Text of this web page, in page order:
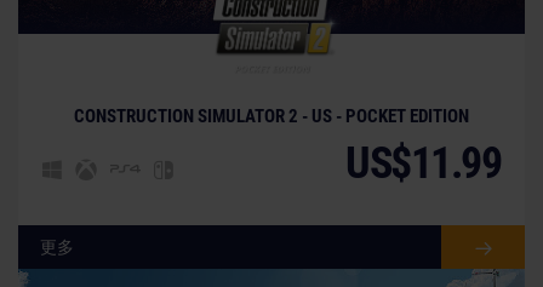
CONSTRUCTION SIMULATOR 2 - US - POCKET EDITION
US$11.99
更多